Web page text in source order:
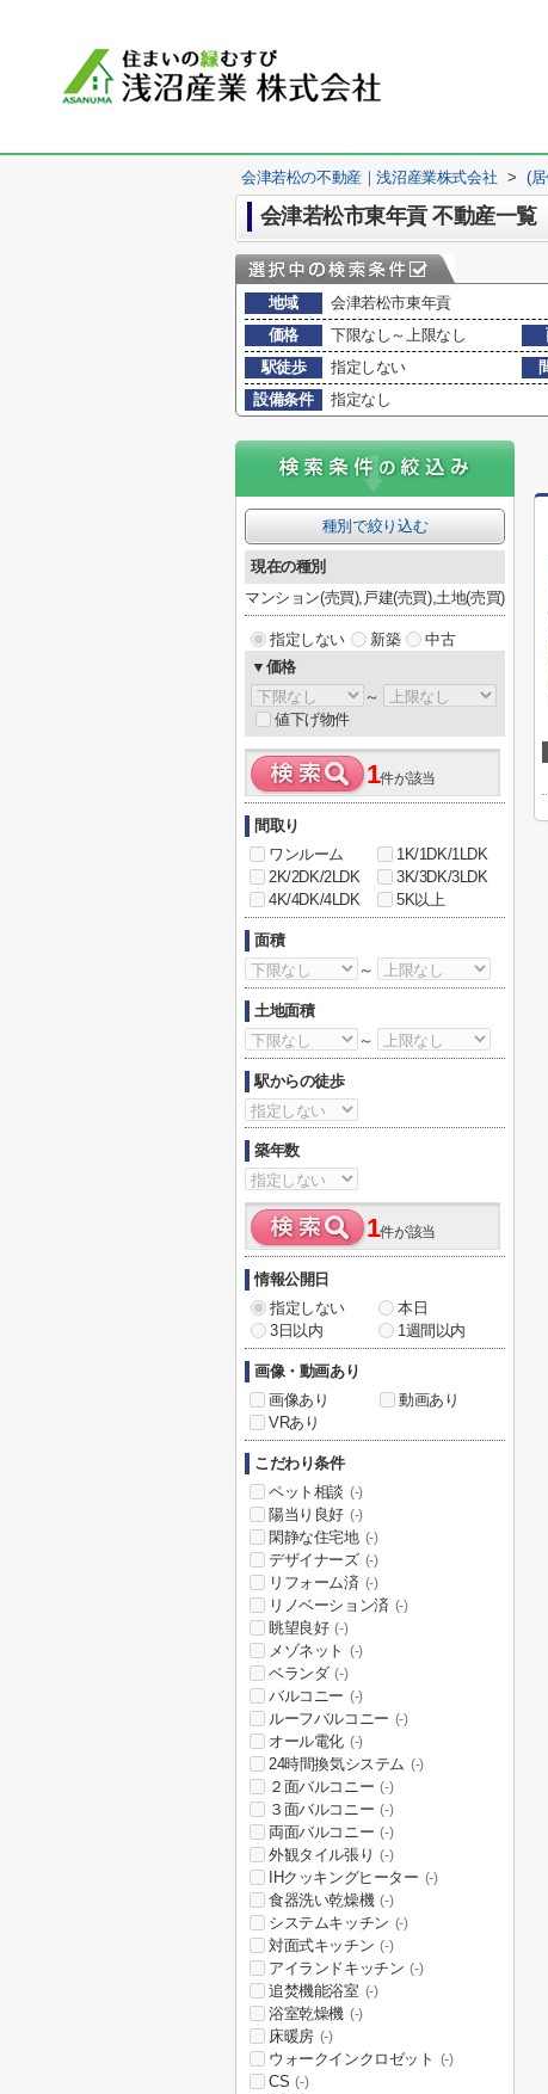
会津若松の不動産｜浅沼産業株式会社 > (
会津若松市東年貢 不動産一覧
地域
会津若松市東年貢
価格
下限なし～上限なし
駅徒歩
指定しない
設備条件
指定なし
種別で絞り込む
現在の種別
マンション(売買),戸建(売買),土地(売買)
指定しない 新築
中古
▼価格
～
値下げ物件
1件が該当
間取り
ワンルーム
1K/1DK/1LDK
2K/2DK/2LDK
3K/3DK/3LDK
4K/4DK/4LDK
5K以上
面積
～
土地面積
～
駅からの徒歩
築年数
1件が該当
情報公開日
指定しない
本日
3日以内
1週間以内
画像・動画あり
画像あり
動画あり
VRあり
こだわり条件
ペット相談 (-)
陽当り良好 (-)
閑静な住宅地 (-)
デザイナーズ (-)
リフォーム済 (-)
リノベーション済 (-)
眺望良好 (-)
メゾネット (-)
ベランダ (-)
バルコニー (-)
ルーフバルコニー (-)
オール電化 (-)
24時間換気システム (-)
２面バルコニー (-)
３面バルコニー (-)
両面バルコニー (-)
外観タイル張り (-)
IHクッキングヒーター (-)
食器洗い乾燥機 (-)
システムキッチン (-)
対面式キッチン (-)
アイランドキッチン (-)
追焚機能浴室 (-)
浴室乾燥機 (-)
床暖房 (-)
ウォークインクロゼット (-)
CS (-)